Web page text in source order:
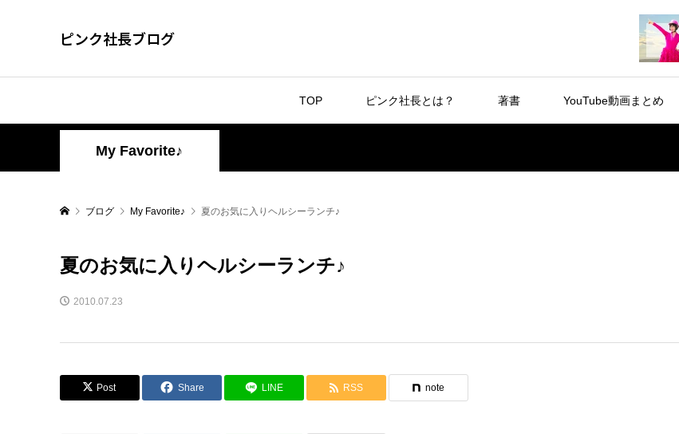
ピンク社長ブログ
TOP ピンク社長とは？ 著書 YouTube動画まとめ
My Favorite♪
ブログ My Favorite♪ 夏のお気に入りヘルシーランチ♪
夏のお気に入りヘルシーランチ♪
2010.07.23
Post Share LINE RSS note